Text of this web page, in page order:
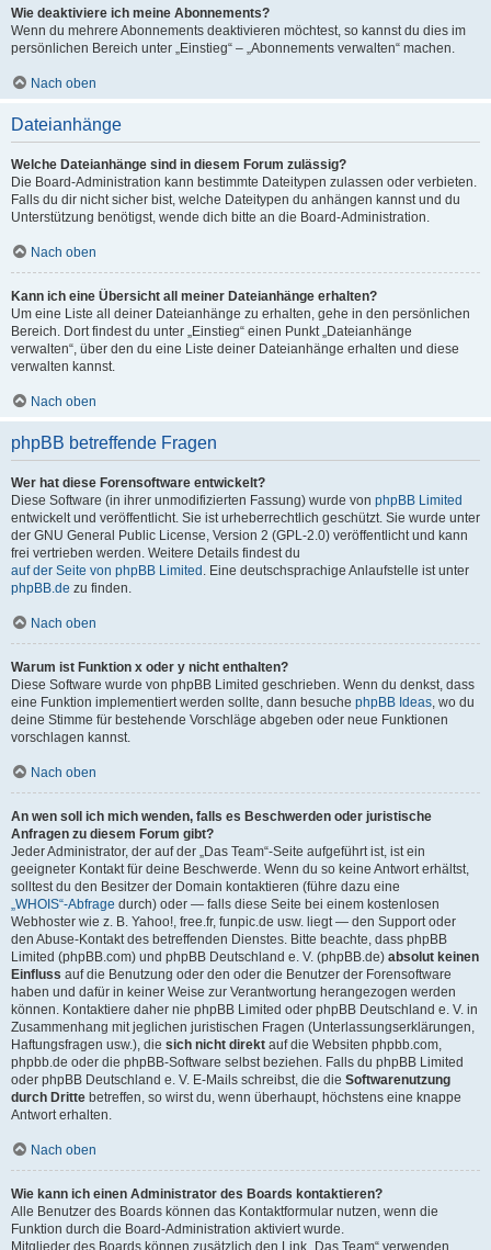
Wie deaktiviere ich meine Abonnements?
Wenn du mehrere Abonnements deaktivieren möchtest, so kannst du dies im
persönlichen Bereich unter „Einstieg“ – „Abonnements verwalten“ machen.
Nach oben
Dateianhänge
Welche Dateianhänge sind in diesem Forum zulässig?
Die Board-Administration kann bestimmte Dateitypen zulassen oder verbieten.
Falls du dir nicht sicher bist, welche Dateitypen du anhängen kannst und du
Unterstützung benötigst, wende dich bitte an die Board-Administration.
Nach oben
Kann ich eine Übersicht all meiner Dateianhänge erhalten?
Um eine Liste all deiner Dateianhänge zu erhalten, gehe in den persönlichen
Bereich. Dort findest du unter „Einstieg“ einen Punkt „Dateianhänge
verwalten“, über den du eine Liste deiner Dateianhänge erhalten und diese
verwalten kannst.
Nach oben
phpBB betreffende Fragen
Wer hat diese Forensoftware entwickelt?
Diese Software (in ihrer unmodifizierten Fassung) wurde von phpBB Limited
entwickelt und veröffentlicht. Sie ist urheberrechtlich geschützt. Sie wurde unter
der GNU General Public License, Version 2 (GPL-2.0) veröffentlicht und kann
frei vertrieben werden. Weitere Details findest du
auf der Seite von phpBB Limited . Eine deutschsprachige Anlaufstelle ist unter
phpBB.de zu finden.
Nach oben
Warum ist Funktion x oder y nicht enthalten?
Diese Software wurde von phpBB Limited geschrieben. Wenn du denkst, dass
eine Funktion implementiert werden sollte, dann besuche phpBB Ideas, wo du
deine Stimme für bestehende Vorschläge abgeben oder neue Funktionen
vorschlagen kannst.
Nach oben
An wen soll ich mich wenden, falls es Beschwerden oder juristische
Anfragen zu diesem Forum gibt?
Jeder Administrator, der auf der „Das Team“-Seite aufgeführt ist, ist ein
geeigneter Kontakt für deine Beschwerde. Wenn du so keine Antwort erhältst,
solltest du den Besitzer der Domain kontaktieren (führe dazu eine
„WHOIS“-Abfrage durch) oder — falls diese Seite bei einem kostenlosen
Webhoster wie z. B. Yahoo!, free.fr, funpic.de usw. liegt — den Support oder
den Abuse-Kontakt des betreffenden Dienstes. Bitte beachte, dass phpBB
Limited (phpBB.com) und phpBB Deutschland e. V. (phpBB.de) absolut keinen
Einfluss auf die Benutzung oder den oder die Benutzer der Forensoftware
haben und dafür in keiner Weise zur Verantwortung herangezogen werden
können. Kontaktiere daher nie phpBB Limited oder phpBB Deutschland e. V. in
Zusammenhang mit jeglichen juristischen Fragen (Unterlassungserklärungen,
Haftungsfragen usw.), die sich nicht direkt auf die Websiten phpbb.com,
phpbb.de oder die phpBB-Software selbst beziehen. Falls du phpBB Limited
oder phpBB Deutschland e. V. E-Mails schreibst, die die Softwarenutzung
durch Dritte betreffen, so wirst du, wenn überhaupt, höchstens eine knappe
Antwort erhalten.
Nach oben
Wie kann ich einen Administrator des Boards kontaktieren?
Alle Benutzer des Boards können das Kontaktformular nutzen, wenn die
Funktion durch die Board-Administration aktiviert wurde.
Mitglieder des Boards können zusätzlich den Link „Das Team“ verwenden.